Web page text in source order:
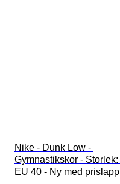
Nike - Dunk Low -
Gymnastikskor - Storlek:
EU 40 - Ny med prislapp